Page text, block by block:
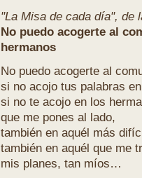
"La Misa de cada día", de
No puedo acogerte al
hermanos
No puedo acogerte al
si no acojo tus palabras
si no te acojo en los
que me pones al lado,
también en aquél más
también en aquél que me
mis planes, tan míos…